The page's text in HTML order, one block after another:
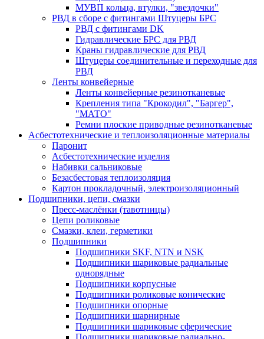
МУВП кольца, втулки, "звездочки"
РВД в сборе с фитингами Штуцеры БРС
РВД с фитингами DK
Гидравлические БРС для РВД
Краны гидравлические для РВД
Штуцеры соединительные и переходные для
РВД
Ленты конвейерные
Ленты конвейерные резинотканевые
Крепления типа "Крокодил", "Баргер",
"МАТО"
Ремни плоские приводные резинотканевые
Асбестотехнические и теплоизоляционные материалы
Паронит
Асбестотехнические изделия
Набивки сальниковые
Безасбестовая теплоизоляция
Картон прокладочный, электроизоляционный
Подшипники, цепи, смазки
Пресс-маслёнки (тавотницы)
Цепи роликовые
Смазки, клеи, герметики
Подшипники
Подшипники SKF, NTN и NSK
Подшипники шариковые радиальные
однорядные
Подшипники корпусные
Подшипники роликовые конические
Подшипники опорные
Подшипники шарнирные
Подшипники шариковые сферические
Подшипники шариковые радиально-